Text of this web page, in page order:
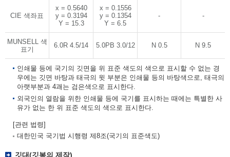
CIE 색좌표
x = 0.5640
y = 0.3194
Y = 15.3
x = 0.1556
y = 0.1354
Y = 6.5
- -
MUNSELL 색
표기
6.0R 4.5/14 5.0PB 3.0/12 N 0.5 N 9.5
인쇄물 등에 국기의 깃면을 위 표준 색도의 색으로 표시할 수 없는 경
우에는 깃면 바탕과 태극의 윗 부분은 인쇄물 등의 바탕색으로, 태극의
아랫부분과 4괘는 검은색으로 표시한다.
외국인의 열람을 위한 인쇄물 등에 국기를 표시하는 때에는 특별한 사
유가 없는 한 위 표준 색도의 색으로 표시한다.
[관련 법령]
대한민국 국기법 시행령 제8조(국기의 표준색도)
깃대(깃봉의 제작)